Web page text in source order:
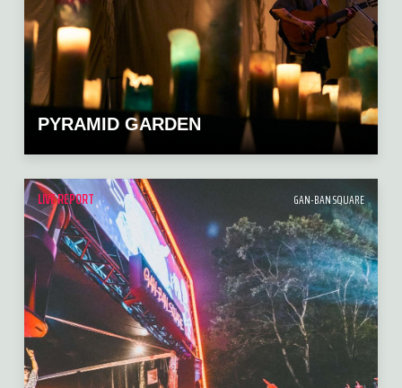
PYRAMID GARDEN
LIVE REPORT GAN-BAN SQUARE